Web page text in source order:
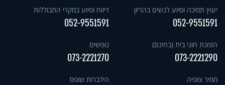
יעוץ תמיכה וסיוע לנשים בהריון
052-9551591
דיווח וסיוע במקרי התבוללות
052-9551591
הזמנת חוגי בית (בחינם)
073-2221290
נופשים
073-2221270
ממיר צופיה הידברות שופס